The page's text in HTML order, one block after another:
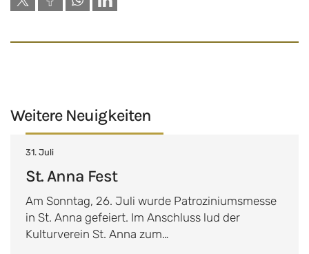
Weitere Neuigkeiten
31. Juli
St. Anna Fest
Am Sonntag, 26. Juli wurde Patroziniumsmesse
in St. Anna gefeiert. Im Anschluss lud der
Kulturverein St. Anna zum…